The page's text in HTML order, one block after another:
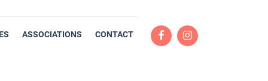
ASSOCIATIONS CONTACT